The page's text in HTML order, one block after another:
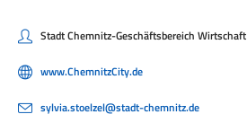
Stadt Chemnitz-Geschäftsbereich Wirtschaft
www.ChemnitzCity.de
sylvia.stoelzel@stadt-chemnitz.de